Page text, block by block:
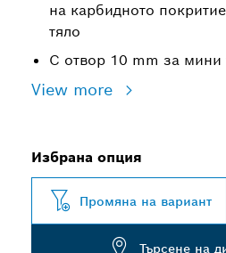
на карбидното
тяло
С отвор 10 mm за
View more
Избрана опция
Промяна на вариант
Търсене на